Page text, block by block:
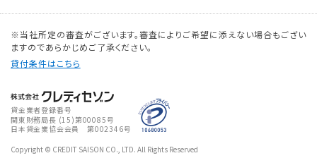
※当社所定の審査がございます。審査によりご希望に添えない場合もござい
ますのであらかじめご了承ください。
貸付条件はこちら
貸金業者登録番号
関東財務局長 (15 )第00085号
日本貸金業協会会員 第002346号
Copyright © CREDIT SAISON CO., LTD. All Rights Reserved